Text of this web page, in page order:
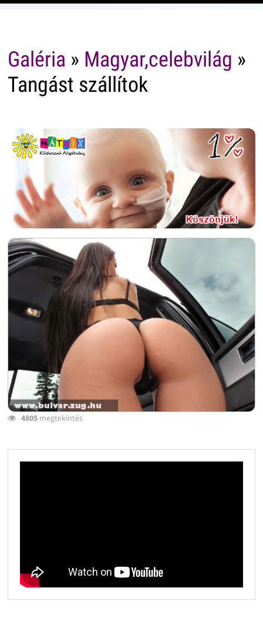
Galéria » Magyar,celebvilág »
Tangást szállítok
4805megtekintés